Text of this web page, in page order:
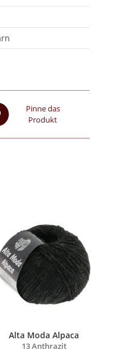
Pinne das
Produkt
Alta Moda Alpaca
13 Anthrazit